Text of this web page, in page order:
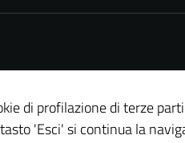
di profilazione di terze
'Esci' si continua la